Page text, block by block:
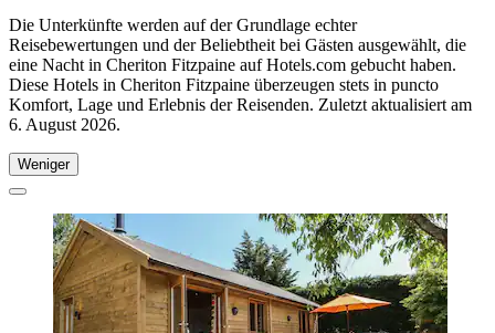
Die Unterkünfte werden auf der Grundlage echter
Reisebewertungen und der Beliebtheit bei Gästen ausgewählt, die
eine Nacht in Cheriton Fitzpaine auf Hotels.com gebucht haben.
Diese Hotels in Cheriton Fitzpaine überzeugen stets in puncto
Komfort, Lage und Erlebnis der Reisenden. Zuletzt aktualisiert am
6. August 2026.
Weniger